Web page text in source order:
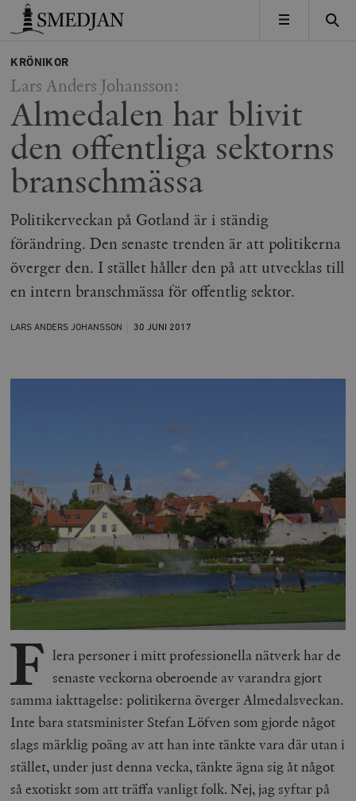
Timbro
MENY
KRÖNIKOR
Lars Anders Johansson:
Almedalen har blivit
den offentliga sektorns
branschmässa
Politikerveckan på Gotland är i ständig
förändring. Den senaste trenden är att politikerna
överger den. I stället håller den på att utvecklas till
en intern branschmässa för offentlig sektor.
LARS ANDERS JOHANSSON 30 JUNI 2017
F lera personer i mitt professionella nätverk har de
senaste veckorna oberoende av varandra gjort
samma iakttagelse: politikerna överger Almedalsveckan.
Inte bara statsminister Stefan Löfven som gjorde något
slags märklig poäng av att han inte tänkte vara där utan i
stället, under just denna vecka, tänkte ägna sig åt något
så exotiskt som att träffa vanligt folk. Nej, jag syftar på